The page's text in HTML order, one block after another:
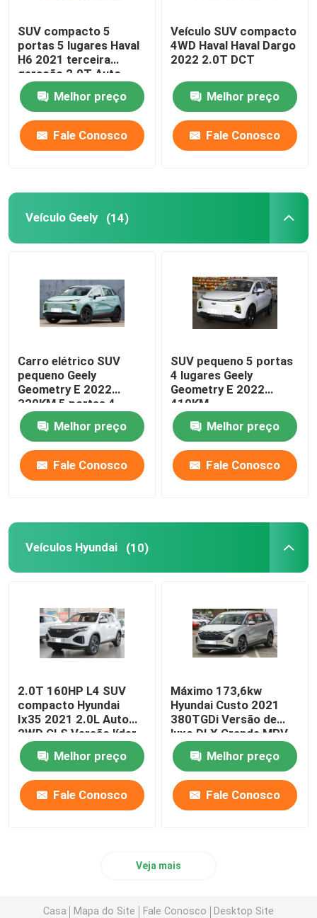
SUV compacto 5
portas 5 lugares Haval
H6 2021 terceira
geração 2.0T Auto
2WD Max
Melhor preço
Fale Conosco
Veículo SUV compacto
4WD Haval Haval Dargo
2022 2.0T DCT
Melhor preço
Fale Conosco
Veículo Geely (14)
Carro elétrico SUV
pequeno Geely
Geometry E 2022
320KM 5 portas 4
lugares
Melhor preço
Fale Conosco
SUV pequeno 5 portas
4 lugares Geely
Geometry E 2022
410KM
Melhor preço
Fale Conosco
Veículos Hyundai (10)
2.0T 160HP L4 SUV
compacto Hyundai
Ix35 2021 2.0L Auto
2WD GLS Versão líder
Melhor preço
Fale Conosco
Máximo 173,6kw
Hyundai Custo 2021
380TGDi Versão de
luxo DLX Grande MPV
de tamanho médio
Melhor preço
Fale Conosco
Veja mais
Casa Mapa do Site Fale Conosco Desktop Site